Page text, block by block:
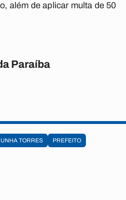
além de aplicar multa de 50
Paraíba
TORRES
PREFEITO